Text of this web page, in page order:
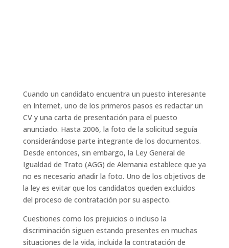
Cuando un candidato encuentra un puesto interesante
en Internet, uno de los primeros pasos es redactar un
CV y una carta de presentación para el puesto
anunciado. Hasta 2006, la foto de la solicitud seguía
considerándose parte integrante de los documentos.
Desde entonces, sin embargo, la Ley General de
Igualdad de Trato (AGG) de Alemania establece que ya
no es necesario añadir la foto. Uno de los objetivos de
la ley es evitar que los candidatos queden excluidos
del proceso de contratación por su aspecto.
Cuestiones como los prejuicios o incluso la
discriminación siguen estando presentes en muchas
situaciones de la vida, incluida la contratación de